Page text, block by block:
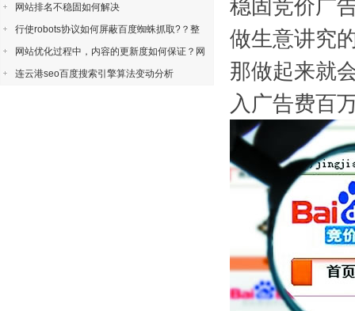
稳固竞价广
做生意讲究
那做起来就
入广告费百
网站排名不稳固如何解决
行使robots协议如何屏蔽百度蜘蛛抓取?？整
网站优化过程中，内容的更新度如何保证？网
连云港seo百度搜索引擎算法变动分析